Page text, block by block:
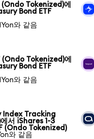
Tokenized)에
Bond ETF
와 같음
Tokenized)에
Bond ETF
와 같음
Index Tracking
서 iShares 1-3
(Ondo Tokenized)
와 같음